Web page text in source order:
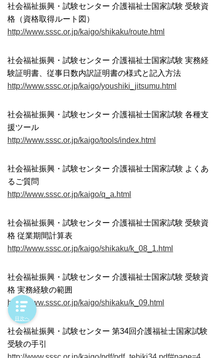
社会福祉振興・試験センター 介護福祉士国家試験 受験資
格（資格取得ルート図）
http://www.sssc.or.jp/kaigo/shikaku/route.html
社会福祉振興・試験センター 介護福祉士国家試験 実務経
験証明書、従事日数内訳証明書の様式と記入方法
http://www.sssc.or.jp/kaigo/youshiki_jitsumu.html
社会福祉振興・試験センター 介護福祉士国家試験 各種支
援ツール
http://www.sssc.or.jp/kaigo/tools/index.html
社会福祉振興・試験センター 介護福祉士国家試験 よくあ
るご質問
http://www.sssc.or.jp/kaigo/q_a.html
社会福祉振興・試験センター 介護福祉士国家試験 受験資
格 従業期間計算表
http://www.sssc.or.jp/kaigo/shikaku/k_08_1.html
社会福祉振興・試験センター 介護福祉士国家試験 受験資
格 実務経験の範囲
http://www.sssc.or.jp/kaigo/shikaku/k_09.html
社会福祉振興・試験センター 第34回介護福祉士国家試験
受験の手引
目次へ